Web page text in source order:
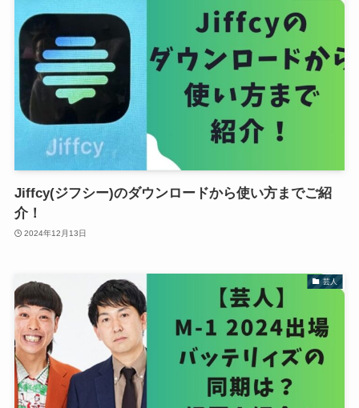
Jiffcy(ジフシー)のダウンロードから使い方までご紹
介！
2024年12月13日
芸人